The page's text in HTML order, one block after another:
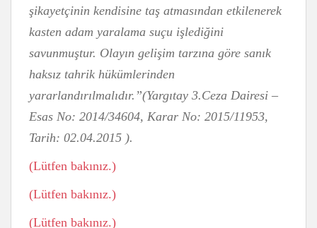
şikayetçinin kendisine taş atmasından etkilenerek
kasten adam yaralama suçu işlediğini
savunmuştur. Olayın gelişim tarzına göre sanık
haksız tahrik hükümlerinden
yararlandırılmalıdır.”(Yargıtay 3.Ceza Dairesi –
Esas No: 2014/34604, Karar No: 2015/11953,
Tarih: 02.04.2015 ).
(Lütfen bakınız.)
(Lütfen bakınız.)
(Lütfen bakınız.)